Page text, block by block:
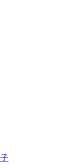
ます